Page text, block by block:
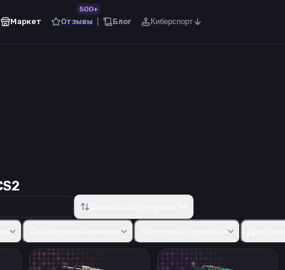
Маркет Отзывы
500+
Блог Киберспорт
Five-SeveNTec-9CZ75-AutoDual BerettasDesert EagleR8